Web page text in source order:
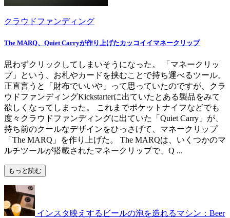
クラウドファンディング
The MARQ、Quiet Carryが作り上げたカッコイイマネークリップ
思わずクリックしてしまいそうになった。 「マネークリッ
プ」という、お札やカードを挟むことで持ち運べるツール。
正直言うと「財布でいいや」って思っていたのですが、クラ
ウドファンディングKickstarterに出ていたとある製品をみて
欲しくなってしまった。 これまでポケットナイフなどでも
度々クラウドファンディングに出ていた「Quiet Carry」が、
持ち前のクールなデザインをひっさげて、マネークリップ
「The MARQ」を作り上げた。 The MARQは、いくつかのマ
ルチツールが搭載されたマネークリップで、Q ...
もっと読む
インスタ映えするビールの泡を造れるマシン：Beer